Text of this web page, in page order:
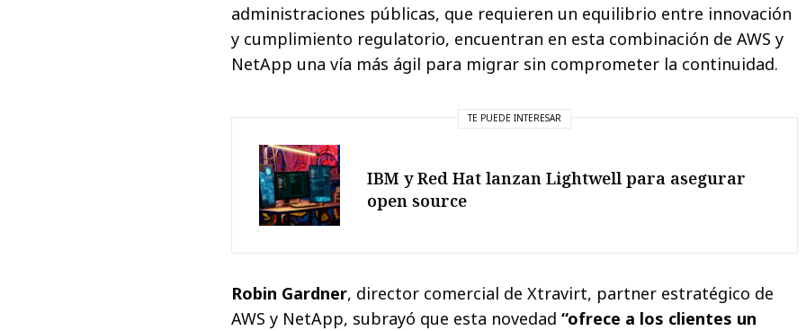
administraciones públicas, que requieren un equilibrio entre innovación
y cumplimiento regulatorio, encuentran en esta combinación de AWS y
NetApp una vía más ágil para migrar sin comprometer la continuidad.
TE PUEDE INTERESAR
IBM y Red Hat lanzan Lightwell para asegurar
open source
Robin Gardner, director comercial de Xtravirt, partner estratégico de
AWS y NetApp, subrayó que esta novedad “ofrece a los clientes un